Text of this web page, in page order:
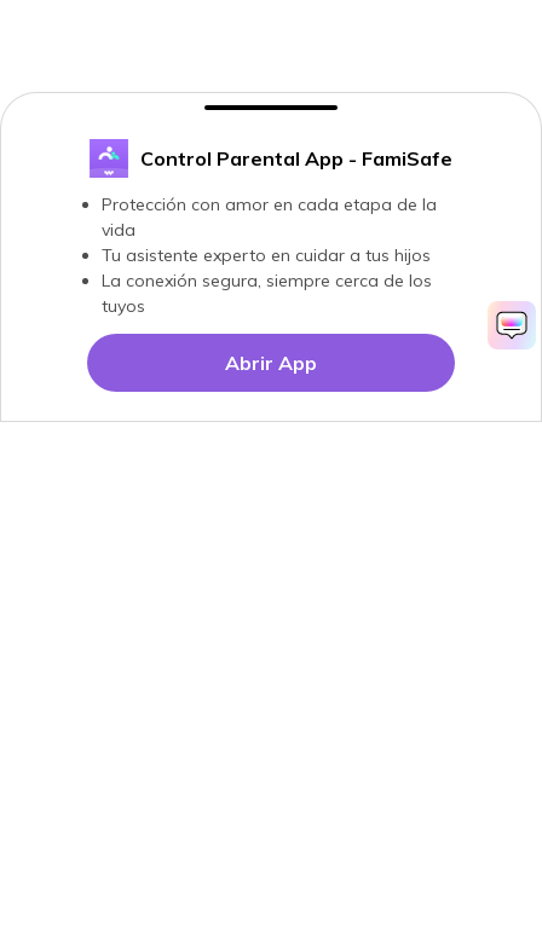
Control Parental App - FamiSafe
Protección con amor en cada etapa de la
vida
Tu asistente experto en cuidar a tus hijos
La conexión segura, siempre cerca de los
tuyos
Abrir App